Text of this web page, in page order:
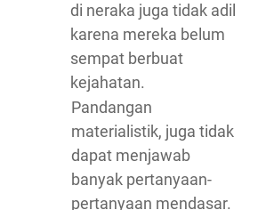
di neraka juga tidak adil
karena mereka belum
sempat berbuat
kejahatan.
Pandangan
materialistik, juga tidak
dapat menjawab
banyak pertanyaan-
pertanyaan mendasar.